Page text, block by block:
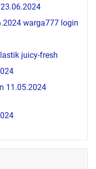
warga777 login
juicy-fresh
11.05.2024